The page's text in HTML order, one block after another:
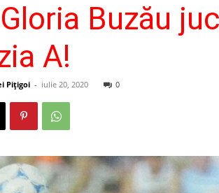
Buzău
A!
Pițigoi - iulie 20, 2020 0